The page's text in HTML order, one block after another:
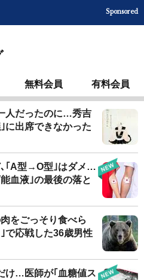
Sponsored
無料会員 有料会員
人だったのに…秀吉
に出席できなかった
｢A型→O型｣はダメ…
血液｣の最後の落と
をごっそり食べら
で応戦した36歳男性
け…医師が｢血糖値ス